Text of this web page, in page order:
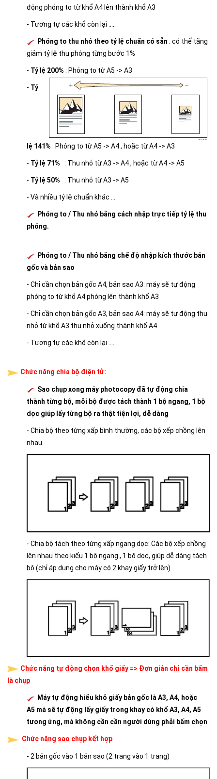
động phóng to từ khổ A4 lên thành khổ A3
- Tương tự các khổ còn lại .....
Phóng to thu nhỏ theo tỷ lệ chuẩn có sẵn : có thể tăng
giảm tỷ lệ thu phóng từng bước 1%
- Tỷ lệ 200% : Phóng to từ A5 -> A3
- Tỷ
lệ 141% : Phóng to từ A5 -> A4 , hoặc từ A4 -> A3
- Tỷ lệ 71% : Thu nhỏ từ A3 -> A4 , hoặc từ A4 -> A5
- Tỷ lệ 50% : Thu nhỏ từ A3 -> A5
- Và nhiều tỷ lệ chuẩn khác ...
Phóng to / Thu nhỏ bằng cách nhập trực tiếp tỷ lệ thu
phóng.
Phóng to / Thu nhỏ bằng chế độ nhập kích thước bản
gốc và bản sao
- Chỉ cần chọn bản gốc A4, bản sao A3: máy sẽ tự động
phóng to từ khổ A4 phóng lên thành khổ A3
- Chỉ cần chọn bản gốc A3, bản sao A4: máy sẽ tự động thu
nhỏ từ khổ A3 thu nhỏ xuống thành khổ A4
- Tương tự các khổ còn lại .....
Chức năng chia bộ điện tử:
Sao chụp xong máy photocopy đã tự động chia
thành từng bộ, mỗi bộ được tách thành 1 bộ ngang, 1 bộ
dọc giúp lấy từng bộ ra thật tiện lợi, dễ dàng
- Chia bộ theo từng xấp bình thường, các bộ xếp chồng lên
nhau.
- Chia bộ tách theo từng xấp ngang dọc: Các bộ xếp chồng
lên nhau theo kiểu 1 bộ ngang , 1 bộ dọc, giúp dễ dàng tách
bộ (chỉ áp dụng cho máy có 2 khay giấy trở lên).
Chức năng tự động chọn khổ giấy => Đơn giản chỉ cần bấm
là chụp
Máy tự động hiểu khỏ giấy bản gốc là A3, A4, hoặc
A5 mà sẽ tự động lấy giấy trong khay có khổ A3, A4, A5
tương ứng, mà không cần cần người dùng phải bấm chọn
Chức năng sao chụp kết hợp
- 2 bản gốc vào 1 bản sao (2 trang vào 1 trang)